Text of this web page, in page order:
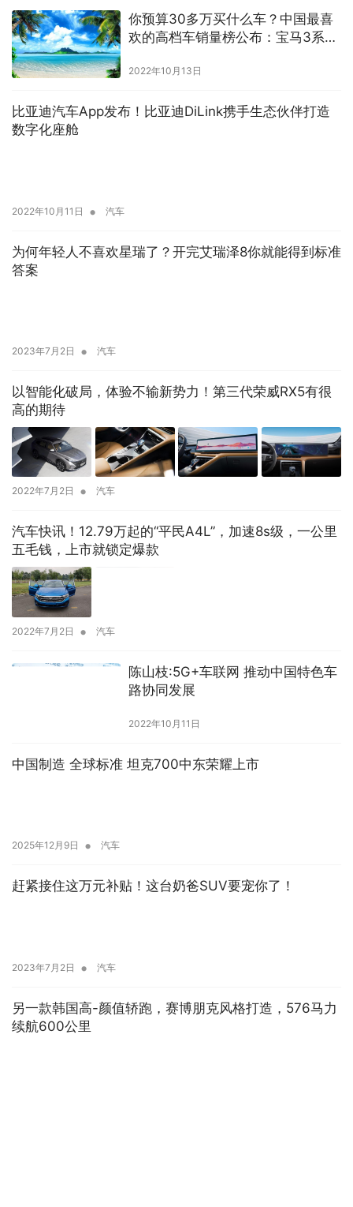
你预算30多万买什么车？中国最喜
欢的高档车销量榜公布：宝马3系太
2022年10月13日
比亚迪汽车App发布！比亚迪DiLink携手生态伙伴打造
数字化座舱
2022年10月11日 • 汽车
为何年轻人不喜欢星瑞了？开完艾瑞泽8你就能得到标准
答案
2023年7月2日 • 汽车
以智能化破局，体验不输新势力！第三代荣威RX5有很
高的期待
2022年7月2日 • 汽车
汽车快讯！12.79万起的“平民A4L”，加速8s级，一公里
五毛钱，上市就锁定爆款
2022年7月2日 • 汽车
陈山枝:5G+车联网 推动中国特色车
路协同发展
2022年10月11日
中国制造 全球标准 坦克700中东荣耀上市
2025年12月9日 • 汽车
赶紧接住这万元补贴！这台奶爸SUV要宠你了！
2023年7月2日 • 汽车
另一款韩国高-颜值轿跑，赛博朋克风格打造，576马力
续航600公里